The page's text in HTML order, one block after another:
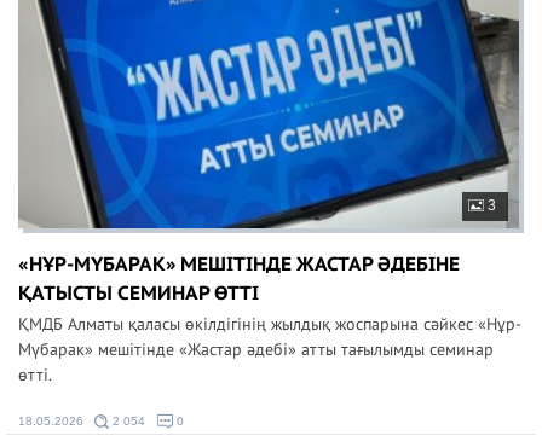
3
«НҰР-МҮБАРАК» МЕШІТІНДЕ ЖАСТАР ӘДЕБІНЕ
ҚАТЫСТЫ СЕМИНАР ӨТТІ
ҚМДБ Алматы қаласы өкілдігінің жылдық жоспарына сәйкес «Нұр-
Мүбарак» мешітінде «Жастар әдебі» атты тағылымды семинар
өтті.
18.05.2026 2 054 0